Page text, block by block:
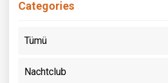
Categories
Tümü
Nachtclub